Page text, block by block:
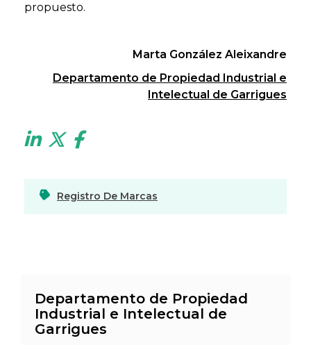
propuesto.
Marta González Aleixandre
Departamento de Propiedad Industrial e
Intelectual de Garrigues
Registro De Marcas
Departamento de Propiedad
Industrial e Intelectual de
Garrigues